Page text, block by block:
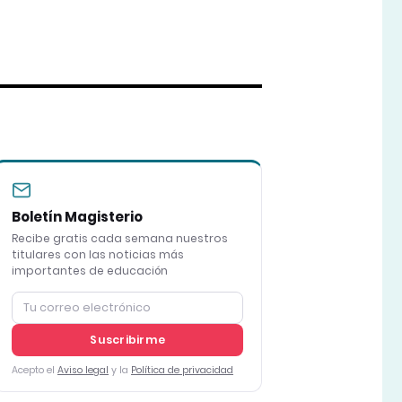
Boletín Magisterio
Recibe gratis cada semana nuestros
titulares con las noticias más
importantes de educación
Suscribirme
Acepto el Aviso legal y la Política de privacidad